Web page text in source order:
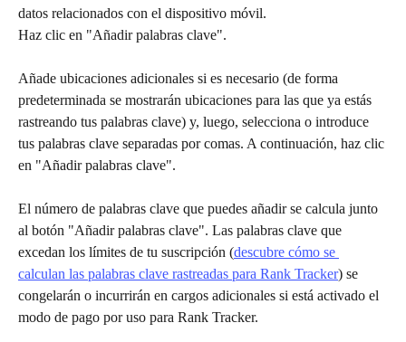
datos relacionados con el dispositivo móvil.
Haz clic en "Añadir palabras clave".
Añade ubicaciones adicionales si es necesario (de forma
predeterminada se mostrarán ubicaciones para las que ya estás
rastreando tus palabras clave) y, luego, selecciona o introduce
tus palabras clave separadas por comas. A continuación, haz clic
en "Añadir palabras clave".
El número de palabras clave que puedes añadir se calcula junto
al botón "Añadir palabras clave". Las palabras clave que
excedan los límites de tu suscripción (descubre cómo se
calculan las palabras clave rastreadas para Rank Tracker) se
congelarán o incurrirán en cargos adicionales si está activado el
modo de pago por uso para Rank Tracker.